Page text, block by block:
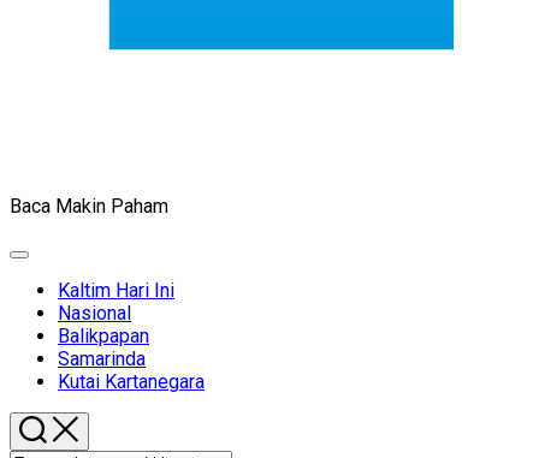
Baca Makin Paham
Expand
Kaltim Hari Ini
Nasional
Balikpapan
Samarinda
Kutai Kartanegara